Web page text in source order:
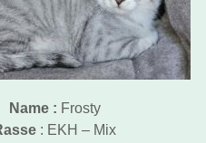
Name : Frosty
: EKH – Mix